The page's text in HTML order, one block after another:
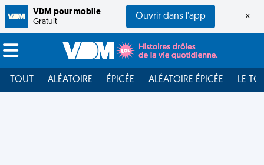
VDM pour mobile
Gratuit
Ouvrir dans l'app ×
TOUT ALÉATOIRE ÉPICÉE ALÉATOIRE ÉPICÉE LE